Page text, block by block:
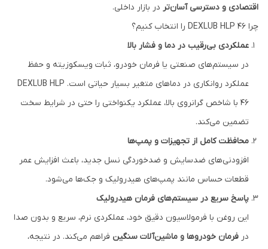
اقتصادی و دسترسی آسان‌تر در بازار داخلی.
چرا DEXLUB HLP 46 را انتخاب کنیم؟
عملکردی بی‌رقیب در دما و فشار بالا
در سیستم‌های صنعتی یا فرمان خودرو، ثبات ویسکوزیته و حفظ
عملکرد روانکاری در دماهای متغیر بسیار حیاتی است. DEXLUB HLP
46 با شاخص گرانروی بالا، عملکرد یکنواختی را حتی در شرایط سخت
تضمین می‌کند.
محافظت کامل از تجهیزات و پمپ‌ها
افزودنی‌های ضدسایش و ضدخوردگی نسل جدید، باعث افزایش عمر
قطعات حساس مانند پمپ‌های هیدرولیک و جک‌ها می‌شود.
پاسخ سریع در سیستم‌های فرمان هیدرولیک
این روغن با فرمولاسیون دقیق خود، عملکردی نرم، سریع و بدون صدا
در فرمان خودروها و ماشین‌آلات سنگین فراهم می‌کند. در نتیجه،